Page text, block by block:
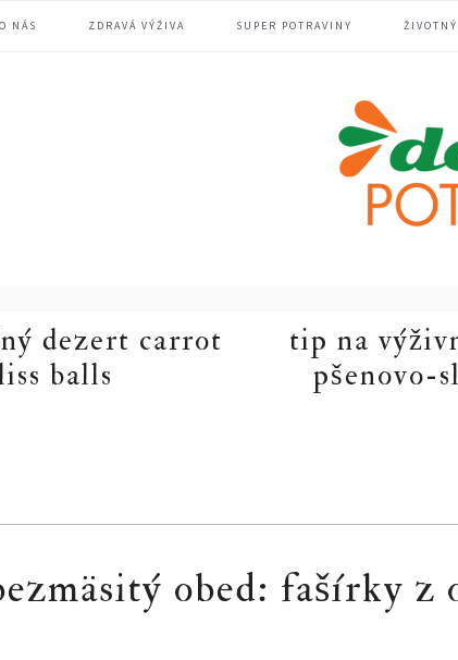
O NÁS ZDRAVÁ VÝŽIVA SUPER POTRAVINY
dezert carrot
balls
tip na
pšenovo-
obed: fašírky z